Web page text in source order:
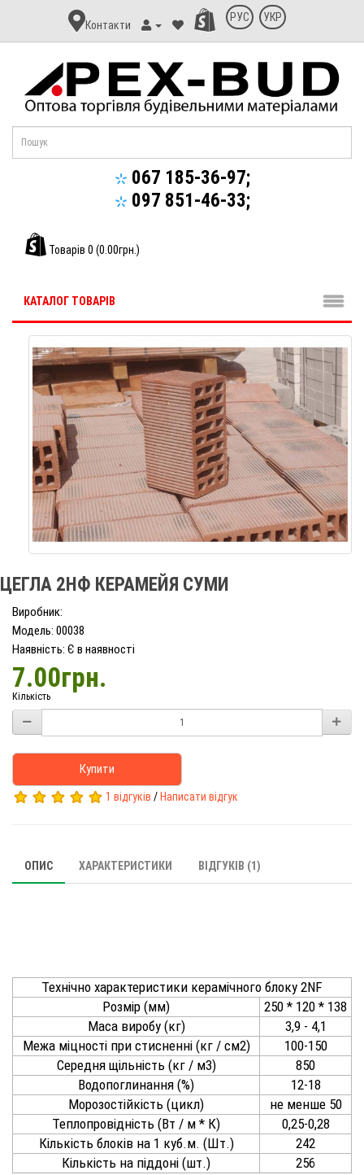
Контакт
Апекс-
Контакти
РУС УКР
067 185-36-97;
097 851-46-33;
Товарів 0 (0.00грн.)
КАТАЛОГ ТОВАРІВ
ЦЕГЛА 2НФ КЕРАМЕЙЯ СУМИ
Виробник:
Модель: 00038
Наявність: Є в наявності
7.00грн.
Кількість
Купити
1 відгуків / Написати відгук
ОПИС ХАРАКТЕРИСТИКИ ВІДГУКІВ (1)
Технічно характеристики керамічного блоку 2NF
Розмір (мм)
250 * 120 * 138
Маса виробу (кг)
3,9 - 4,1
Межа міцності при стисненні (кг / см2)
100-150
Середня щільність (кг / м3)
850
Водопоглинання (%)
12-18
Морозостійкість (цикл)
не менше 50
Теплопровідність (Вт / м * К)
0,25-0,28
Кількість блоків на 1 куб.м. (Шт.)
242
Кількість на піддоні (шт.)
256